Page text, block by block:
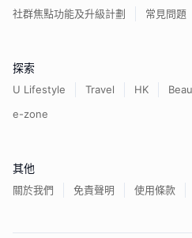
社群焦點功能及升級計劃
常見問題
探索
U Lifestyle Travel HK
e-zone
其他
關於我們 免責聲明 使用條款